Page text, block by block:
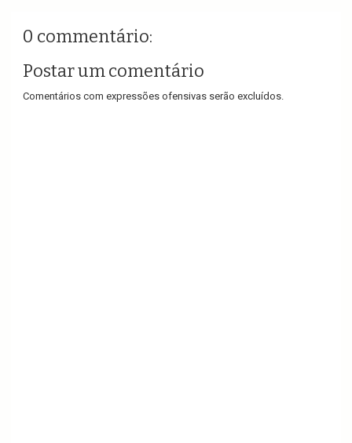
0 commentário:
Postar um comentário
Comentários com expressões ofensivas serão excluídos.